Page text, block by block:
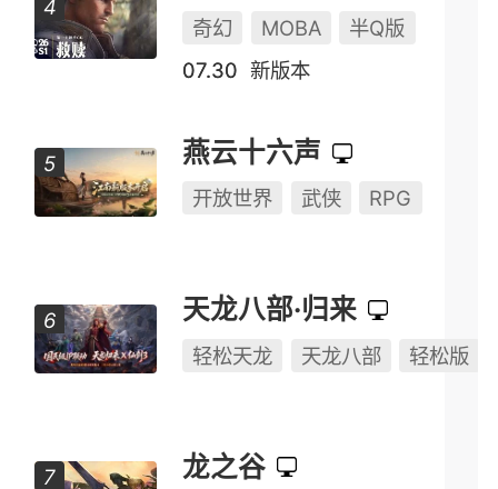
奇幻 MOBA
半Q版
07.30 新版本
燕云十六声
开放世界 武侠 RPG
天龙八部·归来
轻松天龙 天龙八部 轻松版
龙之谷